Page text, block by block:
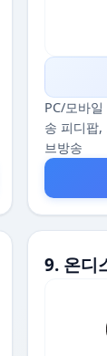
PC/모바
송 피디팝,
브방송
9. 온디